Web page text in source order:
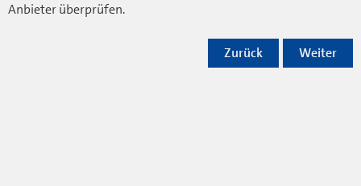
Anbieter überprüfen.
Weiter
Zurück